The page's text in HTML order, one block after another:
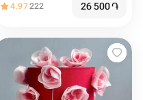
4.97222 26 500֏